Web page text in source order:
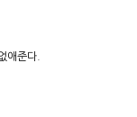
애준다.